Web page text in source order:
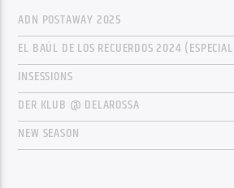
ADN POSTAWAY 2025
EL BAÚL DE LOS RECUERDOS 2024
INSESSIONS
DER KLUB @ DELAROSSA
NEW SEASON